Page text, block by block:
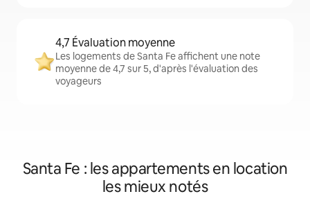
4,7 Évaluation moyenne
Les logements de Santa Fe affichent une note
moyenne de 4,7 sur 5, d'après l'évaluation des
voyageurs
Santa Fe : les appartements en location
les mieux notés